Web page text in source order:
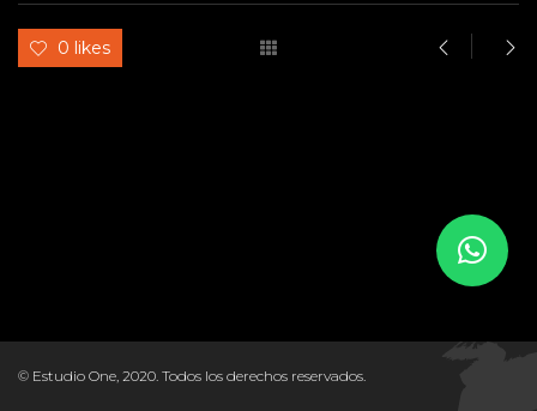
0 likes
© Estudio One, 2020. Todos los derechos reservados.